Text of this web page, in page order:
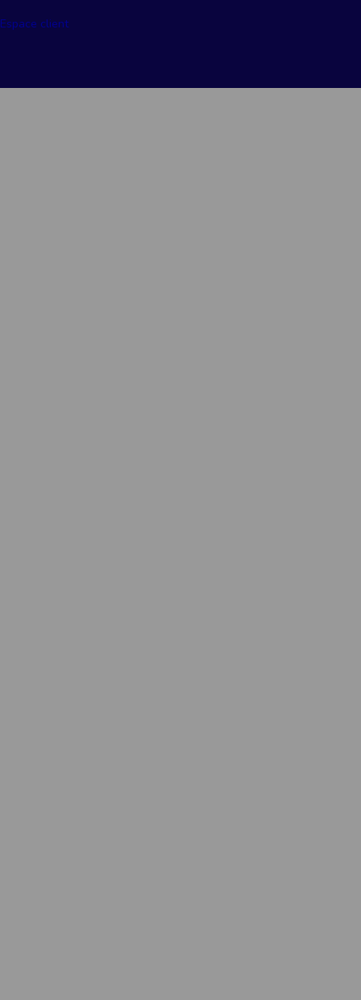
Espace client